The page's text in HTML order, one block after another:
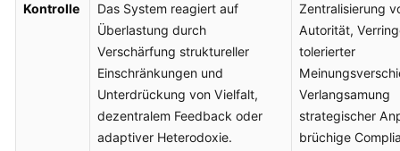
Kontrolle
Das System reagiert auf
Überlastung durch
Verschärfung struktureller
Einschränkungen und
Unterdrückung von Vielfalt,
dezentralem Feedback oder
adaptiver Heterodoxie.
Zentralisierung
Autorität,
tolerierter
Verlangsamung
strategischer
brüchige